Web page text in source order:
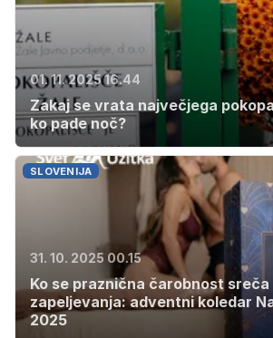
01. 11. 2025 16.44
Zakaj se vrata največjega
ko pade noč?
SLOVENIJA
31. 10. 2025 00.15
Ko se praznična čarobnost sreča
zapeljevanja: adventni koledar
2025